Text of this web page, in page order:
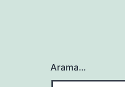
Arama…